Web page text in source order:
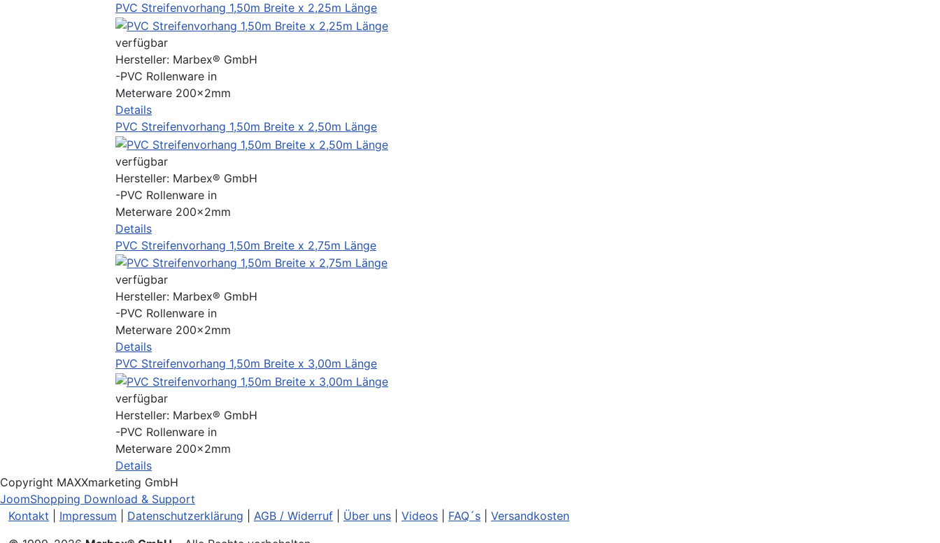
PVC Streifenvorhang 1,50m Breite x 2,25m Länge
verfügbar
Hersteller: Marbex® GmbH
-PVC Rollenware in
Meterware 200x2mm
Details
PVC Streifenvorhang 1,50m Breite x 2,50m Länge
verfügbar
Hersteller: Marbex® GmbH
-PVC Rollenware in
Meterware 200x2mm
Details
PVC Streifenvorhang 1,50m Breite x 2,75m Länge
verfügbar
Hersteller: Marbex® GmbH
-PVC Rollenware in
Meterware 200x2mm
Details
PVC Streifenvorhang 1,50m Breite x 3,00m Länge
verfügbar
Hersteller: Marbex® GmbH
-PVC Rollenware in
Meterware 200x2mm
Details
Copyright MAXXmarketing GmbH
JoomShopping Download & Support
Kontakt
Impressum Datenschutzerklärung AGB / Widerruf Über uns Videos FAQ´s
Versandkosten